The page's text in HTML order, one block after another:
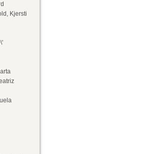
Kjersti